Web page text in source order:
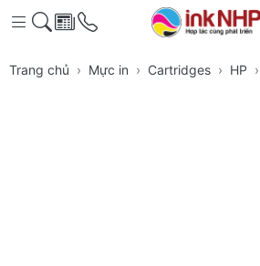
Trang chủ Mực in Cartridges HP